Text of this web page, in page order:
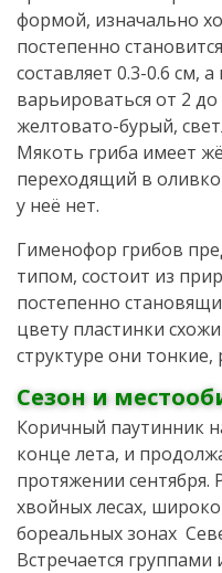
формой, изначально
постепенно
составляет 0.3-0.6 см,
варьироваться от 2
желтовато-бурый,
Мякоть гриба имеет
переходящий в
у неё нет.
Гименофор грибов
типом, состоит из
постепенно
цвету пластинки
структуре они
Сезон и
Коричный паутинник
конце лета, и
протяжении сентября.
хвойных лесах,
бореальных зонах
Встречается группами